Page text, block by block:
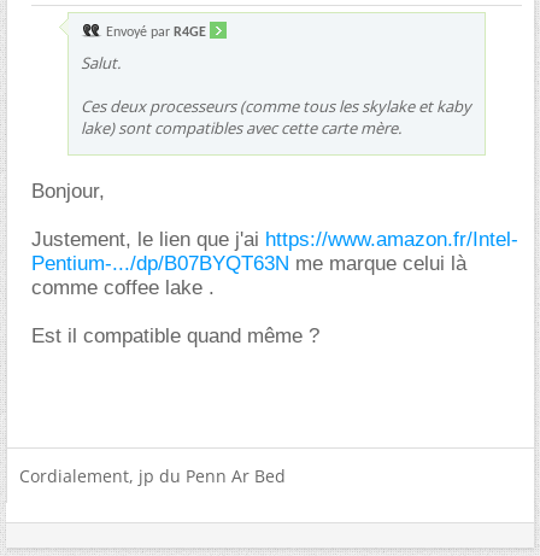
Envoyé par R4GE
Salut.
Ces deux processeurs (comme tous les skylake et kaby
lake) sont compatibles avec cette carte mère.
Bonjour,
Justement, le lien que j'ai https://www.amazon.fr/Intel-
Pentium-.../dp/B07BYQT63N me marque celui là
comme coffee lake .
Est il compatible quand même ?
Cordialement, jp du Penn Ar Bed